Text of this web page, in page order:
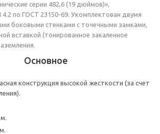
серии 482,6 (19 дюймов)»,
4.2 по ГОСТ 23150-69. Укомплектован двумя
боковыми стенками с точечными замками,
вставкой (тонированное закаленное
Основное
конструкция высокой жесткости (за счет